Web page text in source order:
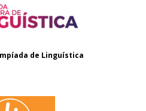
de Linguística